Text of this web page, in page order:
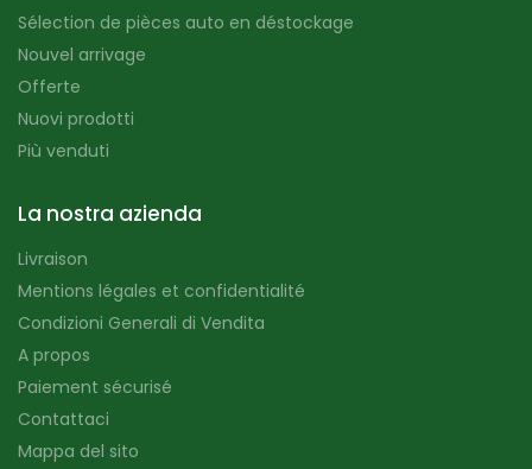
Sélection de pièces auto en déstockage
Nouvel arrivage
Offerte
Nuovi prodotti
Più venduti
La nostra azienda
Livraison
Mentions légales et confidentialité
Condizioni Generali di Vendita
A propos
Paiement sécurisé
Contattaci
Mappa del sito